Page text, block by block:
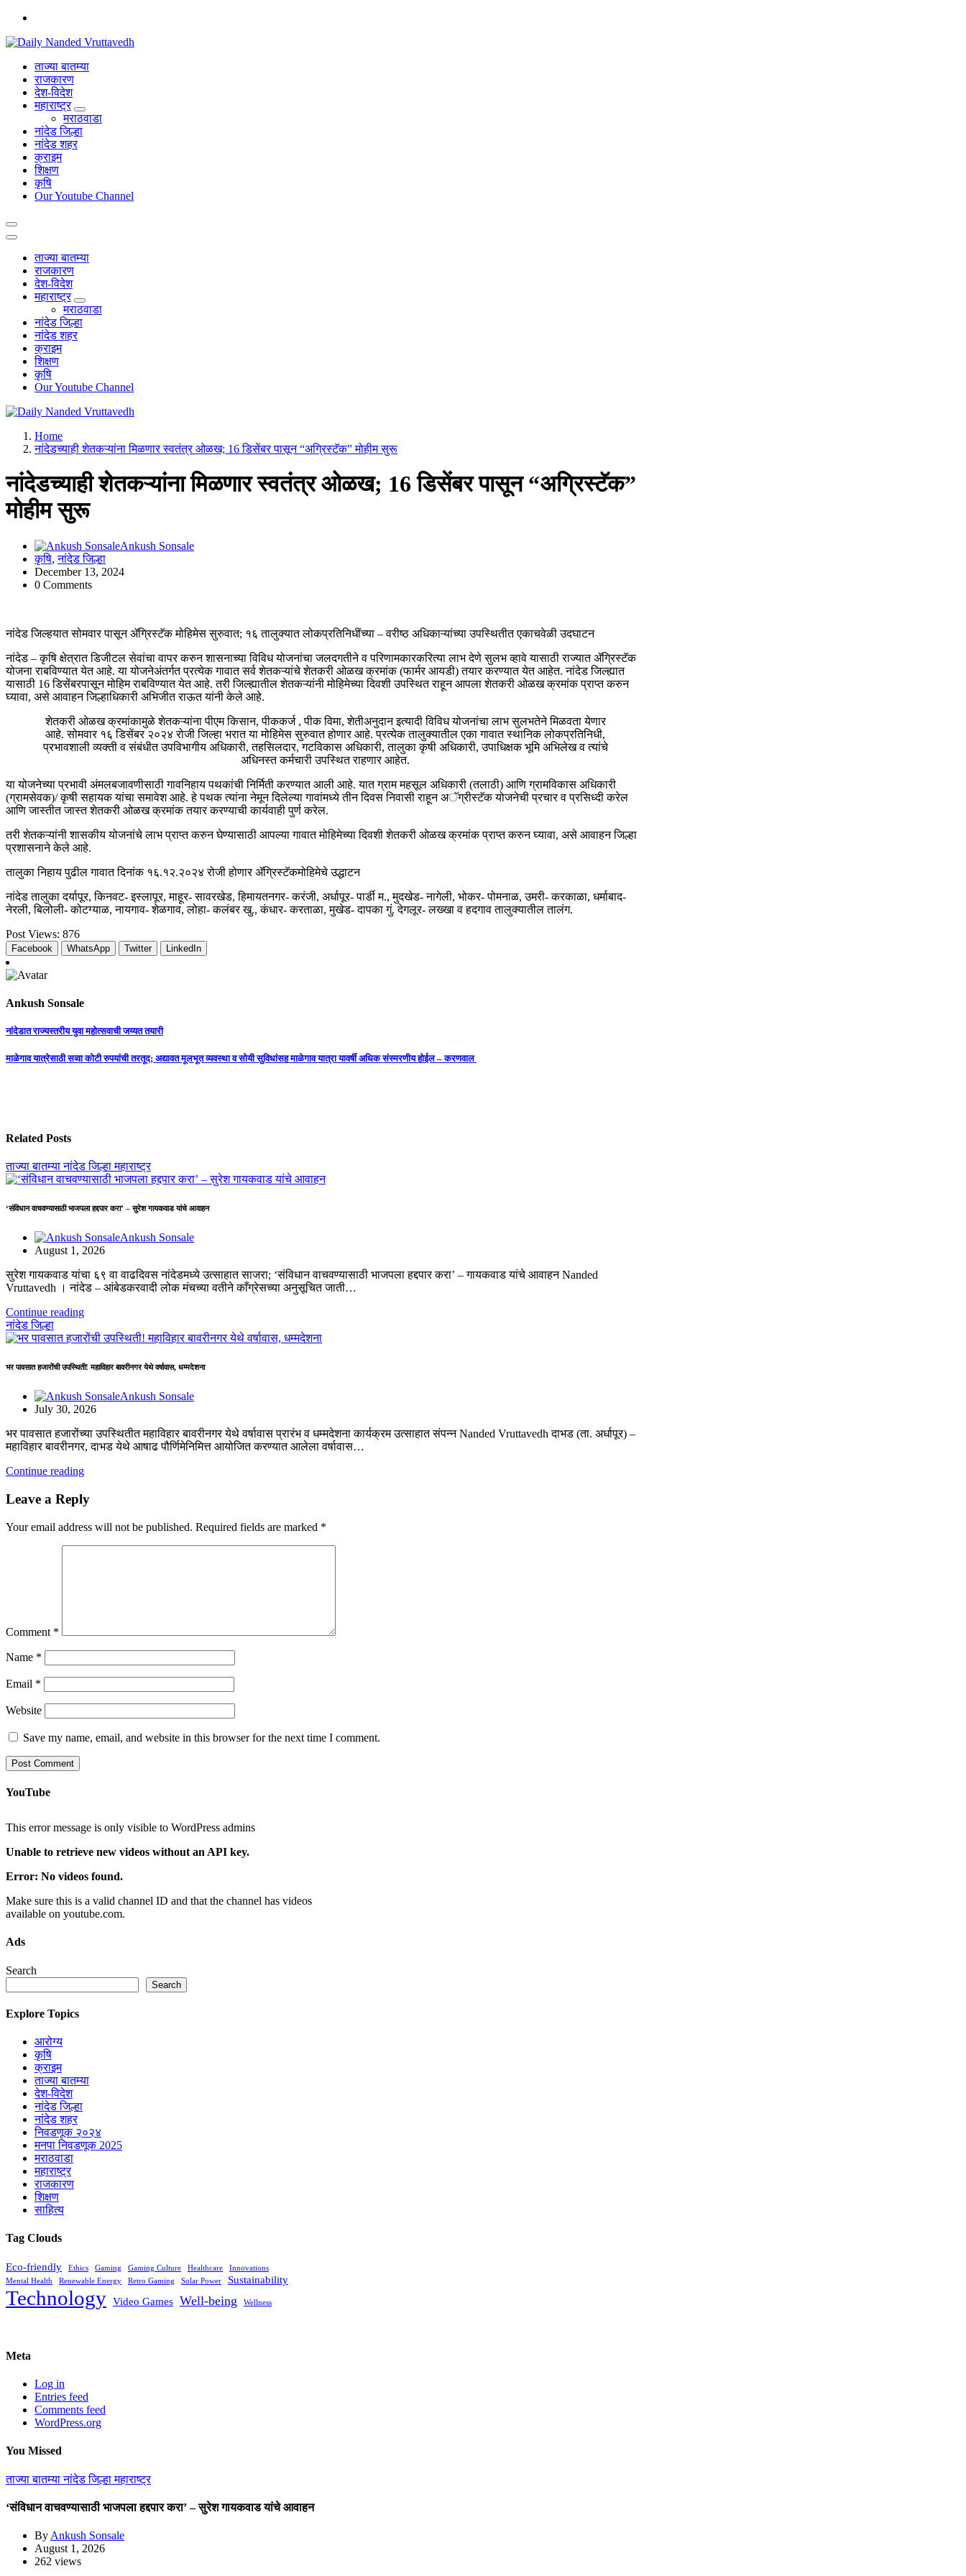
Skip
content
leading news portal of Nanded
ताज्या बातम्या
राजकारण
देश-विदेश
महाराष्ट्र
मराठवाडा
नांदेड जिल्हा
नांदेड शहर
क्राइम
शिक्षण
कृषि
Our Youtube Channel
ताज्या बातम्या
राजकारण
देश-विदेश
महाराष्ट्र
मराठवाडा
नांदेड जिल्हा
नांदेड शहर
क्राइम
शिक्षण
कृषि
Our Youtube Channel
leading news portal of Nanded
Home
नांदेडच्याही शेतकऱ्यांना मिळणार स्वतंत्र ओळख; 16 डिसेंबर पासून “अग्रिस्टॅक” मोहीम सुरू
नांदेडच्याही शेतकऱ्यांना मिळणार स्वतंत्र ओळख; 16 डिसेंबर पासून “अग्रिस्टॅक”
मोहीम सुरू
Ankush Sonsale
कृषि,नांदेड जिल्हा
December 13, 2024
0 Comments
नांदेड जिल्‍हयात सोमवार पासून ॲग्रिस्टॅक मोहिमेस सुरुवात; १६ तालुक्‍यात लोकप्रतिनिधींच्‍या – वरीष्‍ठ अधिकाऱ्यांच्या उपस्थितीत एकाचवेळी उदघाटन
नांदेड – कृषि क्षेत्रात डिजीटल सेवांचा वापर करुन शासनाच्या विविध योजनांचा जलदगतीने व परिणामकारकरित्या लाभ देणे सुलभ व्हावे यासाठी राज्यात ॲग्रिस्टॅक
योजना राबविण्यात येत आहे. या योजनेअंतर्गत प्रत्येक गावात सर्व शेतकऱ्यांचे शेतकरी ओळख क्रमांक (फार्मर आयडी) तयार करण्यात येत आहेत. नांदेड जिल्ह्यात
यासाठी 16 डिसेंबरपासून मोहिम राबविण्यात येत आहे. तरी जिल्ह्यातील शेतकऱ्यांनी मोहिमेच्या दिवशी उपस्थित राहून आपला शेतकरी ओळख क्रमांक प्राप्त करुन
घ्यावा, असे आवाहन जिल्हाधिकारी अभिजीत राऊत यांनी केले आहे.
शेतकरी ओळख क्रमांकामुळे शेतकऱ्यांना पीएम किसान, पीककर्ज , पीक विमा, शेतीअनुदान इत्‍यादी विविध योजनांचा लाभ सुलभतेने मिळवता येणार
आहे. सोमवार १६ डिसेंबर २०२४ रोजी जिल्‍हा भरात या मोहिमेस सुरुवात होणार आहे. प्रत्‍येक तालुक्‍यातील एका गावात स्‍थानिक लोकप्रतिनिधी,
प्रभावशाली व्‍यक्‍ती व संबंधीत उपविभागीय अधिकारी, तहसिलदार, गटविकास अधिकारी, तालुका कृषी अधिकारी, उपाधिक्षक भूमि अभिलेख व त्‍यांचे
अधिनस्‍त कर्मचारी उपस्थित राहणार आहेत.
या योजनेच्‍या प्रभावी अंमलबजावणीसाठी गावनिहाय पथकांची निर्मिती करण्‍यात आली आहे. यात ग्राम महसूल अधिकारी (तलाठी) आणि ग्रामविकास अधिकारी
(ग्रामसेवक)/ कृषी सहायक यांचा समावेश आहे. हे पथक त्‍यांना नेमून दिलेल्‍या गावांमध्‍ये तीन दिवस निवासी राहून अॅग्रीस्‍टॅक योजनेची प्रचार व प्रसिध्‍दी करेल
आणि जास्‍तीत जास्‍त शेतकरी ओळख क्रमांक तयार करण्‍याची कार्यवाही पुर्ण करेल.
तरी शेतकऱ्यांनी शासकीय योजनांचे लाभ प्राप्त करुन घेण्यासाठी आपल्या गावात मोहिमेच्या दिवशी शेतकरी ओळख क्रमांक प्राप्त करुन घ्यावा, असे आवाहन जिल्हा
प्रशासनाने केले आहे.
तालुका निहाय पुढील गावात दिनांक १६.१२.२०२४ रोजी होणार ॲग्रिस्टॅकमोहिमेचे उद्धाटन
नांदेड तालुका दर्यापूर, किनवट- इस्‍लापूर, माहूर- सावरखेड, हिमायतनगर- करंजी, अर्धापूर- पार्डी म., मुदखेड- नागेली, भोकर- पोमनाळ, उमरी- करकाळा, धर्माबाद-
नेरली, बिलोली- कोटग्‍याळ, नायगाव- शेळगाव, लोहा- कलंबर खु., कंधार- करताळा, मुखेड- दापका गुं. देगलूर- लख्‍खा व हदगाव तालुक्‍यातील तालंग.
Post Views: 876
Facebook WhatsApp Twitter LinkedIn
Ankush Sonsale
Post
navigation
नांदेडात राज्यस्तरीय युवा महोत्सवाची जय्यत तयारी
माळेगाव यात्रेसाठी सव्वा कोटी रुपयांची तरतूद; अद्यावत मूलभूत व्यवस्था व सोयी सुविधांसह माळेगाव यात्रा यावर्षी अधिक संस्मरणीय होईल – करणवाल
Related Posts
ताज्या बातम्यानांदेड जिल्हामहाराष्ट्र
‘संविधान वाचवण्यासाठी भाजपला हद्दपार करा’ – सुरेश गायकवाड यांचे आवाहन
Ankush Sonsale
August 1, 2026
सुरेश गायकवाड यांचा ६९ वा वाढदिवस नांदेडमध्ये उत्साहात साजरा; ‘संविधान वाचवण्यासाठी भाजपला हद्दपार करा’ – गायकवाड यांचे आवाहन Nanded
Vruttavedh । ​नांदेड – आंबेडकरवादी लोक मंचच्या वतीने काँग्रेसच्या अनुसूचित जाती…
Continue reading
नांदेड जिल्हा
भर पावसात हजारोंची उपस्थिती! महाविहार बावरीनगर येथे वर्षावास, धम्मदेशना
Ankush Sonsale
July 30, 2026
भर पावसात हजारोंच्या उपस्थितीत महाविहार बावरीनगर येथे वर्षावास प्रारंभ व धम्मदेशना कार्यक्रम उत्साहात संपन्न Nanded Vruttavedh दाभड (ता. अर्धापूर) –
महाविहार बावरीनगर, दाभड येथे आषाढ पौर्णिमेनिमित्त आयोजित करण्यात आलेला वर्षावास…
Continue reading
Leave a Reply
Your email address will not be published. Required fields are marked *
Comment *
Name *
Email *
Website
Save my name, email, and website in this browser for the next time I comment.
YouTube
This error message is only visible to WordPress admins
Unable to retrieve new videos without an API key.
Error: No videos found.
Make sure this is a valid channel ID and that the channel has videos
available on youtube.com.
Ads
Search
Search
Explore Topics
आरोग्य
कृषि
क्राइम
ताज्या बातम्या
देश-विदेश
नांदेड जिल्हा
नांदेड शहर
निवडणूक २०२४
मनपा निवडणूक 2025
मराठवाडा
महाराष्ट्र
राजकारण
शिक्षण
साहित्य
Tag Clouds
Eco-friendly Ethics Gaming Gaming Culture Healthcare
Innovations
Mental Health
Renewable Energy Retro Gaming Solar Power Sustainability
Technology Video Games Well-being Wellness
Meta
Log in
Entries feed
Comments feed
WordPress.org
You Missed
ताज्या बातम्यानांदेड जिल्हामहाराष्ट्र
‘संविधान वाचवण्यासाठी भाजपला हद्दपार करा’ – सुरेश गायकवाड यांचे आवाहन
By Ankush Sonsale
August 1, 2026
262 views